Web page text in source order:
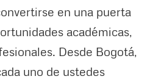
en una puerta
académicas,
Desde Bogotá,
uno de ustedes